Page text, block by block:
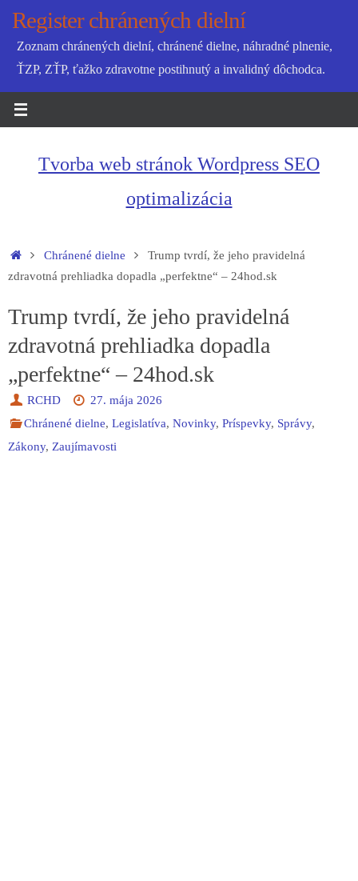
SkipRegister chránených dielní
Zoznam chránených dielní, chránené dielne, náhradné plnenie,
ŤZP, ZŤP, ťažko zdravotne postihnutý a invalidný dôchodca.
Tvorba web stránok Wordpress SEO
optimalizácia
HomeChránené dielne
Trump tvrdí, že jeho pravidelná
zdravotná prehliadka dopadla „perfektne“ – 24hod.sk
Trump tvrdí, že jeho pravidelná
zdravotná prehliadka dopadla
„perfektne“ – 24hod.sk
RCHD
27. mája 2026
Chránené dielne,Legislatíva,Novinky,Príspevky, Správy,
Zákony, Zaujímavosti